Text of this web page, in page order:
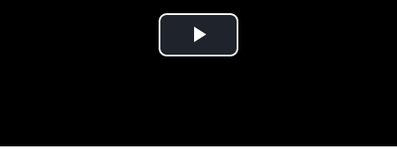
Play Video